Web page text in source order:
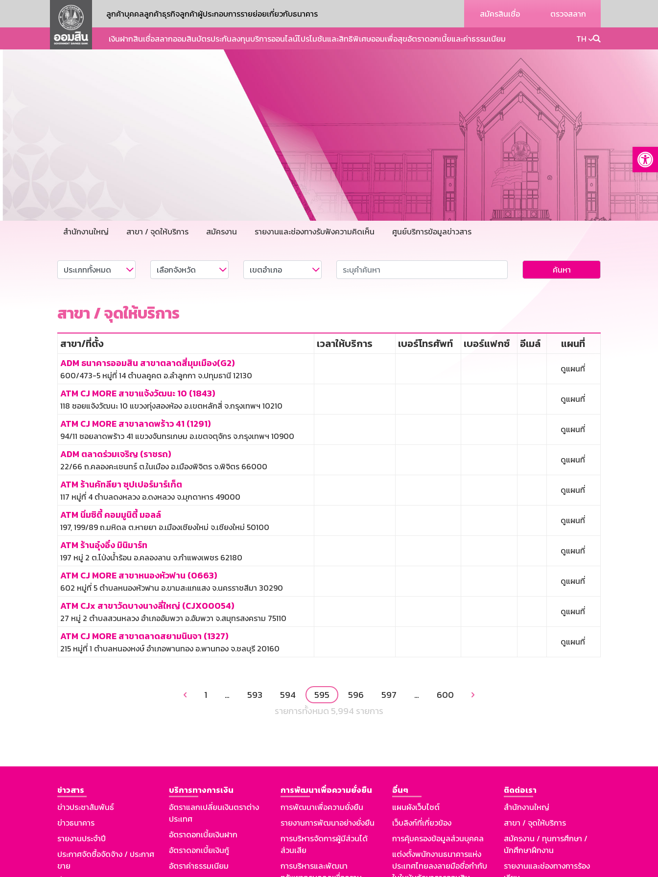
ลูกค้าบุคคลลูกค้าธุรกิจลูกค้าผู้ประกอบการรายย่อยเกี่ยวกับธนาคาร สมัครสินเชื่อ ตรวจสลาก
เงินฝากสินเชื่อสลากออมสินบัตรประกันลงทุนบริการออนไลน์โปรโมชันและสิทธิพิเศษออมเพื่อสุขอัตราดอกเบี้ยและค่าธรรมเนียม TH
สำนักงานใหญ่ สาขา / จุดให้บริการ สมัครงาน รายงานและช่องทางรับฟังความคิดเห็น ศูนย์บริการข้อมูลข่าวสาร
ค้นหา
สาขา / จุดให้บริการ
สาขา/ที่ตั้ง เวลาให้บริการ เบอร์โทรศัพท์ เบอร์แฟกซ์ อีเมล์ แผนที่
ADM ธนาคารออมสิน สาขาตลาดสี่มุมเมือง(G2)
600/473-5 หมู่ที่ 14 ตำบลคูคต อ.ลำลูกกา จ.ปทุมธานี 12130
ดูแผนที่
ATM CJ MORE สาขาแจ้งวัฒนะ 10 (1843)
118 ซอยแจ้งวัฒนะ 10 แขวงทุ่งสองห้อง อ.เขตหลักสี่ จ.กรุงเทพฯ 10210
ดูแผนที่
ATM CJ MORE สาขาลาดพร้าว 41 (1291)
94/11 ซอยลาดพร้าว 41 แขวงจันทรเกษม อ.เขตจตุจักร จ.กรุงเทพฯ 10900
ดูแผนที่
ADM ตลาดร่วมเจริญ (ราชรถ)
22/66 ถ.คลองคะเชนทร์ ต.ในเมือง อ.เมืองพิจิตร จ.พิจิตร 66000
ดูแผนที่
ATM ร้านคัทลียา ซุปเปอร์มาร์เก็ต
117 หมู่ที่ 4 ตำบลดงหลวง อ.ดงหลวง จ.มุกดาหาร 49000
ดูแผนที่
ATM นิ่มซิตี้ คอมมูนิตี้ มอลล์
197, 199/89 ถ.มหิดล ต.หายยา อ.เมืองเชียงใหม่ จ.เชียงใหม่ 50100
ดูแผนที่
ATM ร้านอุ๋งอิ๋ง มินิมาร์ท
197 หมู่ 2 ต.โป่งน้ำร้อน อ.คลองลาน จ.กำแพงเพชร 62180
ดูแผนที่
ATM CJ MORE สาขาหนองหัวฟาน (0663)
602 หมู่ที่ 5 ตำบลหนองหัวฟาน อ.ขามสะแกแสง จ.นครราชสีมา 30290
ดูแผนที่
ATM CJx สาขาวัดบางนางลี่ใหญ่ (CJX00054)
27 หมู่ 2 ตำบลสวนหลวง อำเภออัมพวา อ.อัมพวา จ.สมุทรสงคราม 75110
ดูแผนที่
ATM CJ MORE สาขาตลาดสยามนินจา (1327)
215 หมู่ที่ 1 ตำบลหนองหงษ์ อำเภอพานทอง อ.พานทอง จ.ชลบุรี 20160
ดูแผนที่
 1 … 593 594 595 596 597 … 600 
รายการทั้งหมด 5,994 รายการ
ข่าวสาร
ข่าวประชาสัมพันธ์
ข่าวธนาคาร
รายงานประจำปี
ประกาศจัดซื้อจัดจ้าง / ประกาศ
ขาย
บริการทางการเงิน
อัตราแลกเปลี่ยนเงินตราต่าง
ประเทศ
อัตราดอกเบี้ยเงินฝาก
อัตราดอกเบี้ยเงินกู้
อัตราค่าธรรมเนียม
การพัฒนาเพื่อความยั่งยืน
การพัฒนาเพื่อความยั่งยืน
รายงานการพัฒนาอย่างยั่งยืน
การบริหารจัดการผู้มีส่วนได้
ส่วนเสีย
การบริหารและพัฒนา
อื่นๆ
แผนผังเว็บไซต์
เว็บลิงก์ที่เกี่ยวข้อง
การคุ้มครองข้อมูลส่วนบุคคล
แต่งตั้งพนักงานธนาคารแห่ง
ประเทศไทยลงลายมือชื่อกำกับ
ติดต่อเรา
สำนักงานใหญ่
สาขา / จุดให้บริการ
สมัครงาน / ทุนการศึกษา /
นักศึกษาฝึกงาน
รายงานและช่องทางการร้อง